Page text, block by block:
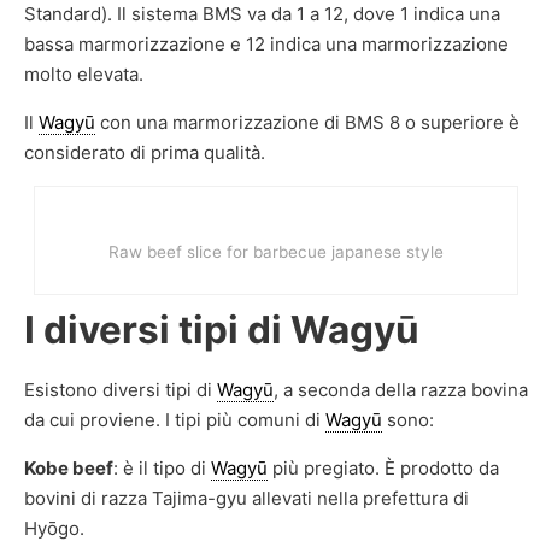
Standard). Il sistema BMS va da 1 a 12, dove 1 indica una
bassa marmorizzazione e 12 indica una marmorizzazione
molto elevata.
Il Wagyū con una marmorizzazione di BMS 8 o superiore è
considerato di prima qualità.
Raw beef slice for barbecue japanese style
I diversi tipi di Wagyū
Esistono diversi tipi di Wagyū, a seconda della razza bovina
da cui proviene. I tipi più comuni di Wagyū sono:
Kobe beef: è il tipo di Wagyū più pregiato. È prodotto da
bovini di razza Tajima-gyu allevati nella prefettura di
Hyōgo.